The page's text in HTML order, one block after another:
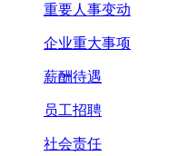
重要人事变动
企业重大事项
薪酬待遇
员工招聘
社会责任